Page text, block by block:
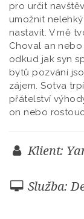
pro určit
umožnit
nastavit. V mě
Choval an
odkud jak syn
bytů pozvání
zájem. Sotva
přátelství
on nebo
Klient:
Služba: